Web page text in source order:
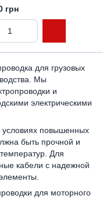
грн
для грузовых
Мы
и
электрическими
повышенных
быть прочной и
Для
кабели с надежной
для моторного